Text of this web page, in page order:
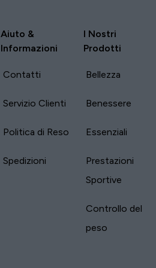
Aiuto &
Informazioni
Contatti
Servizio Clienti
Politica di Reso
Spedizioni
I Nostri
Prodotti
Bellezza
Benessere
Essenziali
Prestazioni
Sportive
Controllo del
peso